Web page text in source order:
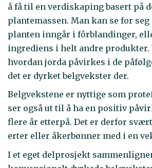
å få til en verdiskaping basert på
plantemassen. Man kan se for seg
planten inngår i fôrblandinger,
ingrediens i helt andre produkter.
hvordan jorda påvirkes i de
det er dyrket belgvekster der.
Belgvekstene er nyttige som
ser også ut til å ha en positiv
flere år etterpå. Det er derfor
erter eller åkerbønner med i en
I et eget delprosjekt